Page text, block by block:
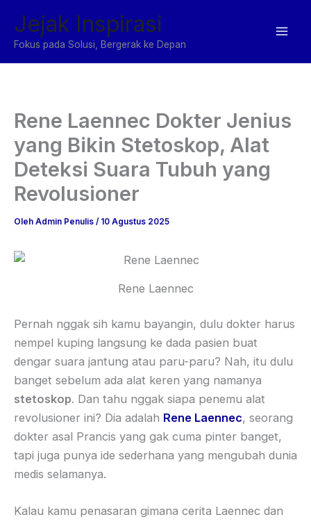
konten
Jejak Inspirasi
Fokus pada Solusi, Bergerak ke Depan
Rene Laennec Dokter Jenius
yang Bikin Stetoskop, Alat
Deteksi Suara Tubuh yang
Revolusioner
Oleh Admin Penulis / 10 Agustus 2025
Rene Laennec
Pernah nggak sih kamu bayangin, dulu dokter harus
nempel kuping langsung ke dada pasien buat
dengar suara jantung atau paru-paru? Nah, itu dulu
banget sebelum ada alat keren yang namanya
stetoskop. Dan tahu nggak siapa penemu alat
revolusioner ini? Dia adalah Rene Laennec, seorang
dokter asal Prancis yang gak cuma pinter banget,
tapi juga punya ide sederhana yang mengubah dunia
medis selamanya.
Kalau kamu penasaran gimana cerita Laennec dan